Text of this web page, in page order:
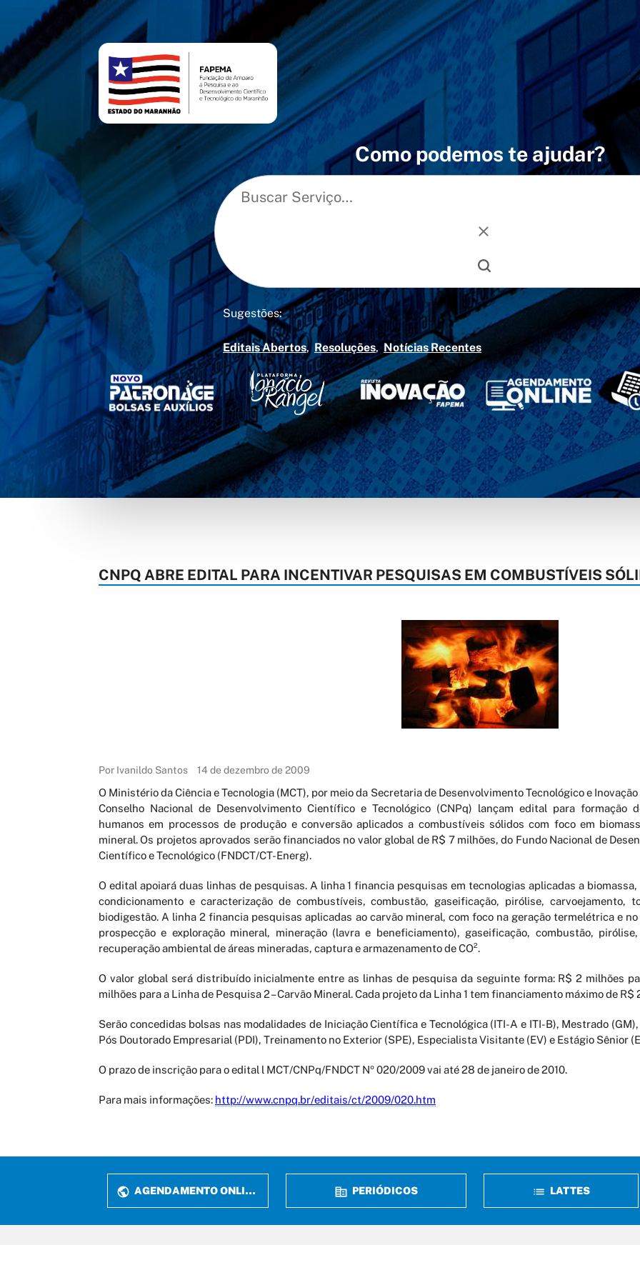
Como podemos te ajudar?
Sugestões:
Editais Abertos Resoluções Notícias Recentes
CNPQ ABRE EDITAL PARA INCENTIVAR PESQUISAS EM COMBUSTÍVEIS
Por Ivanildo Santos 14 de dezembro de 2009
O Ministério da Ciência e Tecnologia (MCT), por meio da Secretaria de Desenvolvimento Tecnológicoe Inovação
Conselho Nacional de Desenvolvimento Científico e Tecnológico (CNPq) lançam edital para formação
humanos em processos de produção e conversão aplicados a combustíveis sólidos com foco em
mineral. Os projetos aprovados serão financiados no valor global de R$ 7 milhões, do Fundo Nacional de
Científico e Tecnológico (FNDCT/CT-Energ).
O edital apoiará duas linhas de pesquisas. A linha 1 financia pesquisas em tecnologias aplicadas a
condicionamento e caracterização de combustíveis, combustão, gaseificação, pirólise, carvoejamento,
biodigestão. A linha 2 financia pesquisas aplicadas ao carvão mineral, com foco na geração termelétrica e
prospecção e exploração mineral, mineração (lavra e beneficiamento), gaseificação, combustão,
recuperação ambiental de áreas mineradas, captura e armazenamento de CO².
O valor global será distribuído inicialmente entre as linhas de pesquisa da seguinte forma: R$ 2 milhões
milhões para a Linha de Pesquisa 2 – Carvão Mineral. Cada projeto da Linha 1 tem financiamento máximo de
Serão concedidas bolsas nas modalidades de Iniciação Científica e Tecnológica (ITI-A e ITI-B), Mestrado
Pós Doutorado Empresarial (PDI), Treinamento no Exterior (SPE), Especialista Visitante (EV) e Estágio Sênior
O prazo de inscrição para o edital l MCT/CNPq/FNDCT Nº 020/2009 vai até 28 de janeiro de 2010.
Para mais informações: http://www.cnpq.br/editais/ct/2009/020.htm
AGENDAMENTO ONLINE PERIÓDICOS LATTES